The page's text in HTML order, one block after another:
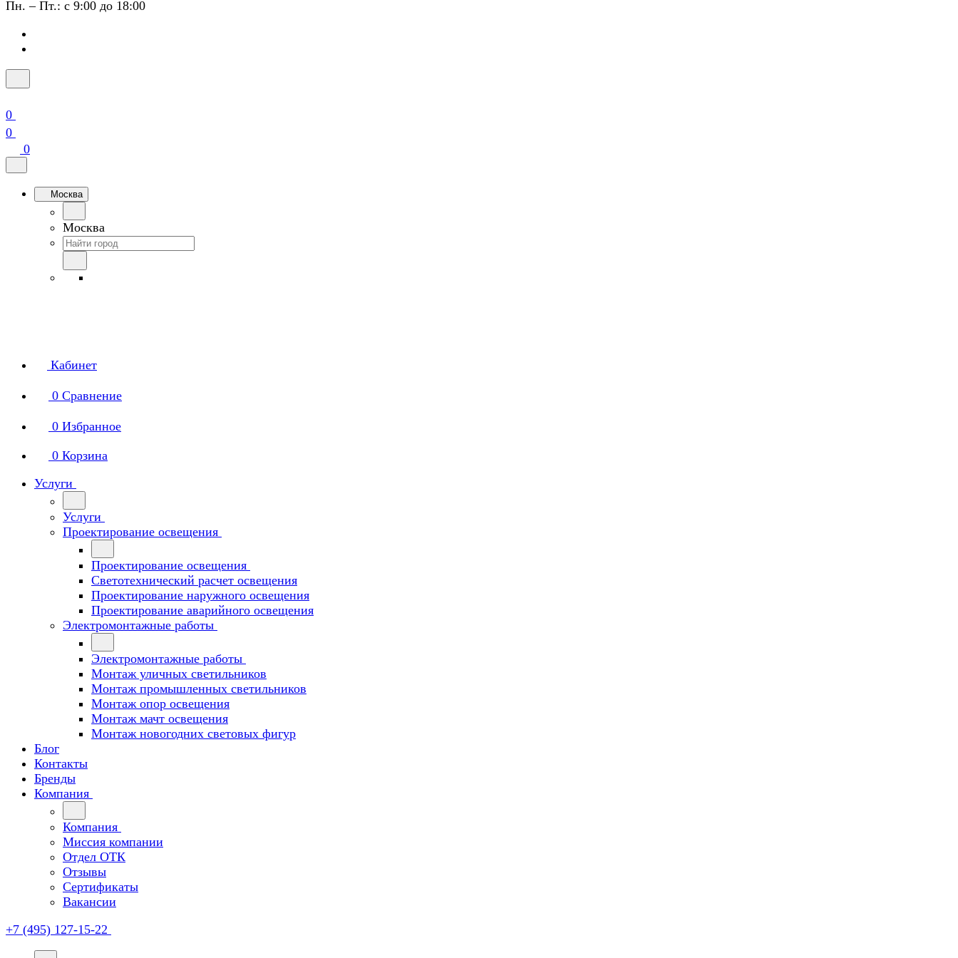
Пн. – Пт.: с 9:00 до 18:00
0
0
0
Москва
Москва
Кабинет
0 Сравнение
0 Избранное
0 Корзина
Услуги
Услуги
Проектирование освещения
Проектирование освещения
Светотехнический расчет освещения
Проектирование наружного освещения
Проектирование аварийного освещения
Электромонтажные работы
Электромонтажные работы
Монтаж уличных светильников
Монтаж промышленных светильников
Монтаж опор освещения
Монтаж мачт освещения
Монтаж новогодних световых фигур
Блог
Контакты
Бренды
Компания
Компания
Миссия компании
Отдел ОТК
Отзывы
Сертификаты
Вакансии
+7 (495) 127-15-22